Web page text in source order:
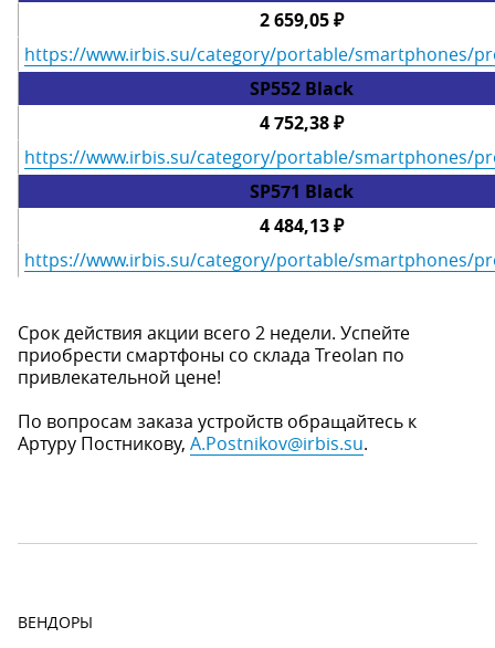
2 659,05 ₽
https://www.irbis.su/category/portable/smartphones/
SP552 Black
4 752,38 ₽
https://www.irbis.su/category/portable/smartphones/
SP571 Black
4 484,13 ₽
https://www.irbis.su/category/portable/smartphones/
Срок действия акции всего 2 недели. Успейте
приобрести смартфоны со склада Treolan по
привлекательной цене!
По вопросам заказа устройств обращайтесь к
Артуру Постникову, A.Postnikov@irbis.su.
ВЕНДОРЫ